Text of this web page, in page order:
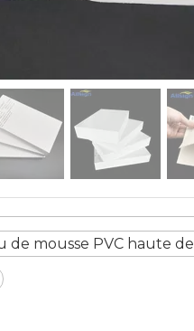
de mousse PVC haute